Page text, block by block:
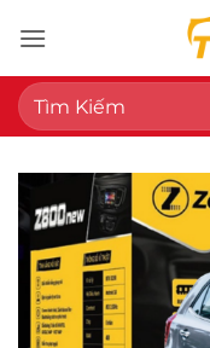
qua
nội
dung
Tìm
kiếm: